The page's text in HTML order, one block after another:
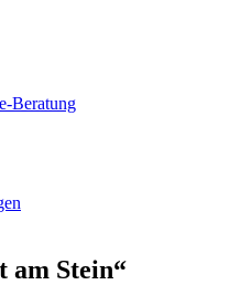
Beratung
am Stein“